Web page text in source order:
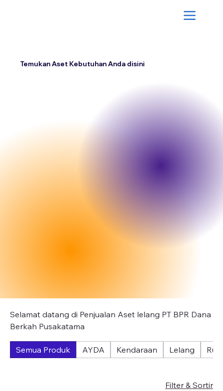
Temukan Aset Kebutuhan Anda disini
Selamat datang di Penjualan Aset lelang PT BPR Dana
Berkah Pusakatama
Semua Produk AYDA Kendaraan Lelang
Filter & Sortir